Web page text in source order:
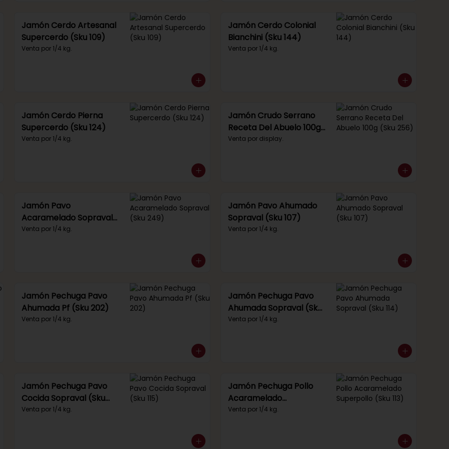
Jamón Cerdo Artesanal
Supercerdo (Sku 109)
Venta por 1/4 kg.
Jamón Cerdo Colonial
Bianchini (Sku 144)
Venta por 1/4 kg.
Jamón Cerdo Pierna
Supercerdo (Sku 124)
Venta por 1/4 kg.
Jamón Crudo Serrano
Receta Del Abuelo 100g
(Sku 256)
Venta por display.
Jamón Pavo
Acaramelado Sopraval
(Sku 249)
Venta por 1/4 kg.
Jamón Pavo Ahumado
Sopraval (Sku 107)
Venta por 1/4 kg.
Jamón Pechuga Pavo
Ahumada Pf (Sku 202)
Venta por 1/4 kg.
Jamón Pechuga Pavo
Ahumada Sopraval (Sku
114)
Venta por 1/4 kg.
Jamón Pechuga Pavo
Cocida Sopraval (Sku
115)
Venta por 1/4 kg.
Jamón Pechuga Pollo
Acaramelado
Superpollo (Sku 113)
Venta por 1/4 kg.